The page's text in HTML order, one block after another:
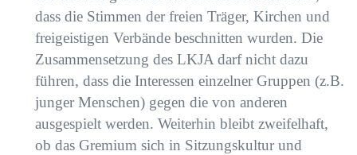
dass die Stimmen der freien Träger, Kirchen und
freigeistigen Verbände beschnitten wurden. Die
Zusammensetzung des LKJA darfnicht dazu
führen, dass die Interessen einzelner Gruppen (z.B.
junger Menschen) gegen die von anderen
ausgespielt werden. Weiterhin bleibt zweifelhaft,
ob das Gremium sich in Sitzungskultur und